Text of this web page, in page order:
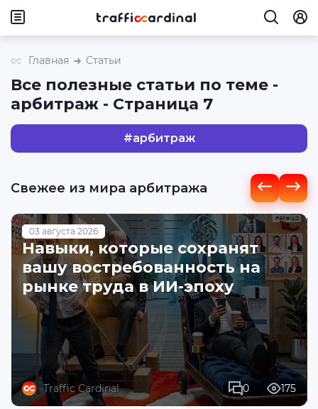
Главная Статьи
Все полезные статьи по теме -
арбитраж - Страница 7
#арбитраж
Свежее из мира арбитража
03 августа 2026
Навыки, которые сохранят
вашу востребованность на
рынке труда в ИИ-эпоху
Traffic Cardinal 0 175